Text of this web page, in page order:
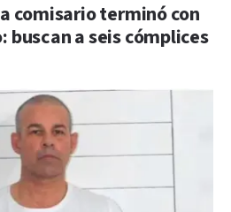
comisario terminó con
buscan a seis cómplices